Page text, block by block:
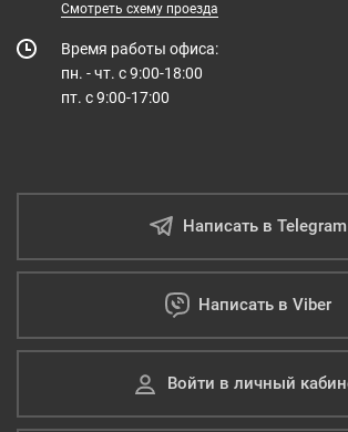
Смотреть схему проезда
Время работы офиса:
пн. - чт. с 9:00-18:00
пт. с 9:00-17:00
Написать в Telegram
Написать в Viber
Войти в личный